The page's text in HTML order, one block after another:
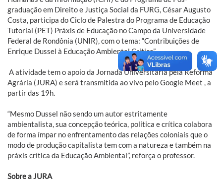
graduação em Direito e Justiça Social da FURG, César Augusto
Costa, participa do Ciclo de Palestra do Programa de Educação
Tutorial (PET) Práxis de Educação no Campo da Universidade
Federal de Rondônia (UNIR), com o tema: “Contribuições de
Enrique Dussel à Educação Ambiental Crítica”.
A atividade tem o apoio da Jornada Universitária pela Reforma
Agrária (JURA) e será transmitida ao vivo pelo Google Meet , a
partir das 19h.
“Mesmo Dussel não sendo um autor estritamente
ambientalista, sua concepção teórica, política e crítica colabora
de forma ímpar no enfrentamento das relações coloniais que o
modo de produção capitalista tem com a natureza e também na
práxis crítica da Educação Ambiental”, reforça o professor.
Sobre a JURA